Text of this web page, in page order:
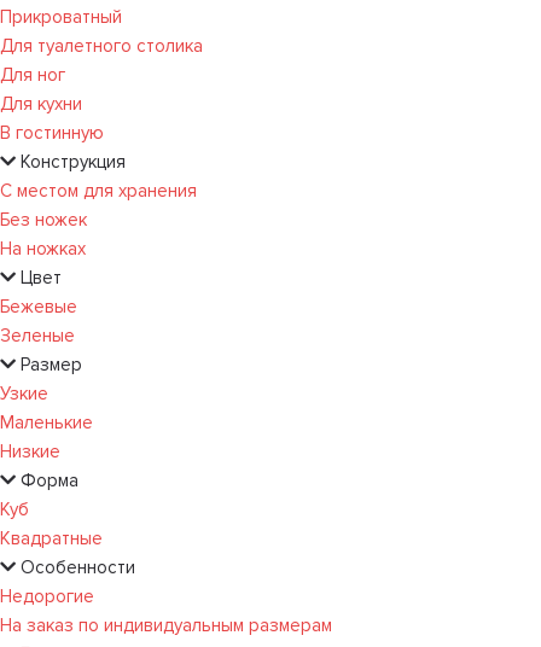
Прикроватный
Для туалетного столика
Для ног
Для кухни
В гостинную
Конструкция
С местом для хранения
Без ножек
На ножках
Цвет
Бежевые
Зеленые
Размер
Узкие
Маленькие
Низкие
Форма
Куб
Квадратные
Особенности
Недорогие
На заказ по индивидуальным размерам